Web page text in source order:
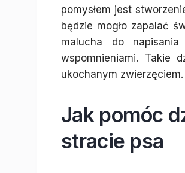
pomysłem jest
będzie mogło zapalać
malucha do
wspomnieniami. Takie
ukochanym zwierzęciem.
Jak pomóc
stracie psa